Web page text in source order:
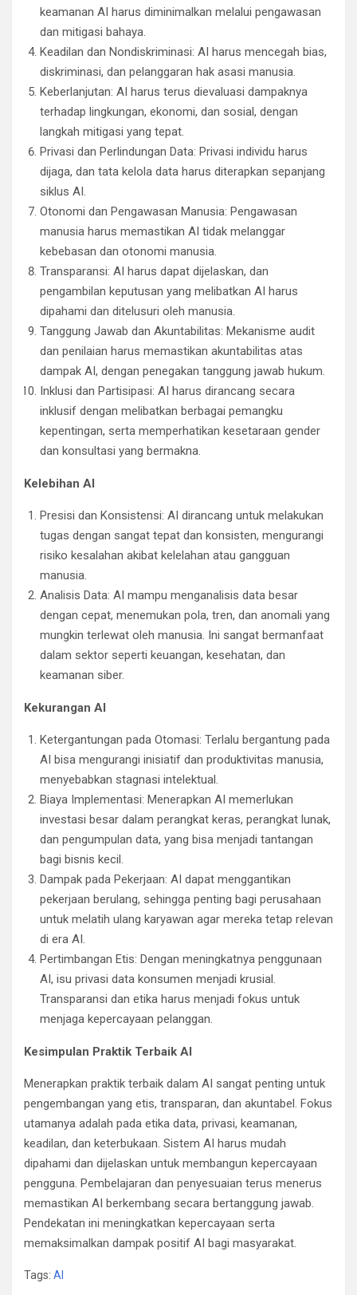
keamanan AI harus diminimalkan melalui pengawasan
dan mitigasi bahaya.
Keadilan dan Nondiskriminasi: AI harus mencegah bias,
diskriminasi, dan pelanggaran hak asasi manusia.
Keberlanjutan: AI harus terus dievaluasi dampaknya
terhadap lingkungan, ekonomi, dan sosial, dengan
langkah mitigasi yang tepat.
Privasi dan Perlindungan Data: Privasi individu harus
dijaga, dan tata kelola data harus diterapkan sepanjang
siklus AI.
Otonomi dan Pengawasan Manusia: Pengawasan
manusia harus memastikan AI tidak melanggar
kebebasan dan otonomi manusia.
Transparansi: AI harus dapat dijelaskan, dan
pengambilan keputusan yang melibatkan AI harus
dipahami dan ditelusuri oleh manusia.
Tanggung Jawab dan Akuntabilitas: Mekanisme audit
dan penilaian harus memastikan akuntabilitas atas
dampak AI, dengan penegakan tanggung jawab hukum.
Inklusi dan Partisipasi: AI harus dirancang secara
inklusif dengan melibatkan berbagai pemangku
kepentingan, serta memperhatikan kesetaraan gender
dan konsultasi yang bermakna.
Kelebihan AI
Presisi dan Konsistensi: AI dirancang untuk melakukan
tugas dengan sangat tepat dan konsisten, mengurangi
risiko kesalahan akibat kelelahan atau gangguan
manusia.
Analisis Data: AI mampu menganalisis data besar
dengan cepat, menemukan pola, tren, dan anomali yang
mungkin terlewat oleh manusia. Ini sangat bermanfaat
dalam sektor seperti keuangan, kesehatan, dan
keamanan siber.
Kekurangan AI
Ketergantungan pada Otomasi: Terlalu bergantung pada
AI bisa mengurangi inisiatif dan produktivitas manusia,
menyebabkan stagnasi intelektual.
Biaya Implementasi: Menerapkan AI memerlukan
investasi besar dalam perangkat keras, perangkat lunak,
dan pengumpulan data, yang bisa menjadi tantangan
bagi bisnis kecil.
Dampak pada Pekerjaan: AI dapat menggantikan
pekerjaan berulang, sehingga penting bagi perusahaan
untuk melatih ulang karyawan agar mereka tetap relevan
di era AI.
Pertimbangan Etis: Dengan meningkatnya penggunaan
AI, isu privasi data konsumen menjadi krusial.
Transparansi dan etika harus menjadi fokus untuk
menjaga kepercayaan pelanggan.
Kesimpulan Praktik Terbaik AI
Menerapkan praktik terbaik dalam AI sangat penting untuk
pengembangan yang etis, transparan, dan akuntabel. Fokus
utamanya adalah pada etika data, privasi, keamanan,
keadilan, dan keterbukaan. Sistem AI harus mudah
dipahami dan dijelaskan untuk membangun kepercayaan
pengguna. Pembelajaran dan penyesuaian terus menerus
memastikan AI berkembang secara bertanggung jawab.
Pendekatan ini meningkatkan kepercayaan serta
memaksimalkan dampak positif AI bagi masyarakat.
Tags: AI